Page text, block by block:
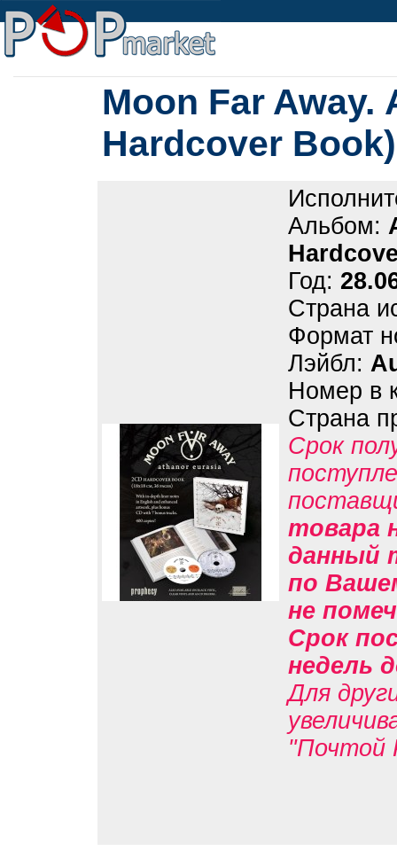
Moon Far Away.
Hardcover Book)
Альбом:
Год:
Страна
Формат
Лэйбл:
Номер в
Страна
Срок
товара
данный
по
не
Срок
недель
Для
"Почтой